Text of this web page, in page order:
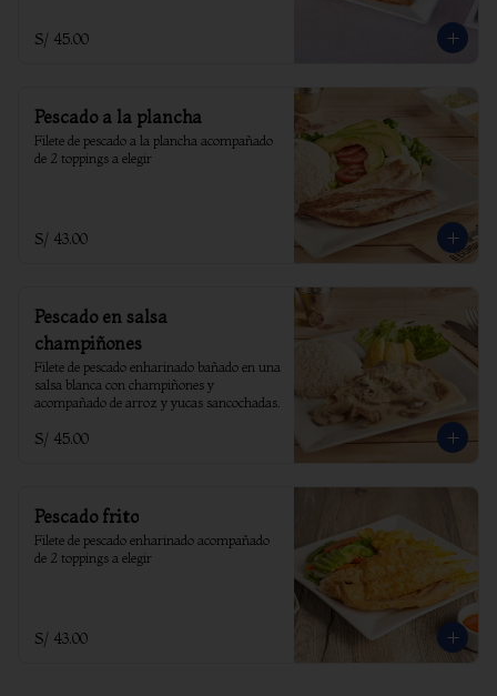
S/ 45.00
Pescado a la plancha
Filete de pescado a la plancha acompañado
de 2 toppings a elegir
S/ 43.00
Pescado en salsa
champiñones
Filete de pescado enharinado bañado en una
salsa blanca con champiñones y
acompañado de arroz y yucas sancochadas.
S/ 45.00
Pescado frito
Filete de pescado enharinado acompañado
de 2 toppings a elegir
S/ 43.00